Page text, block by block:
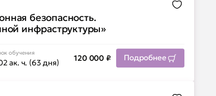
Добавить
безопасность.
инфраструктуры»
обучения
ак. ч. (63 дня) 120 000 ₽ Подробнее